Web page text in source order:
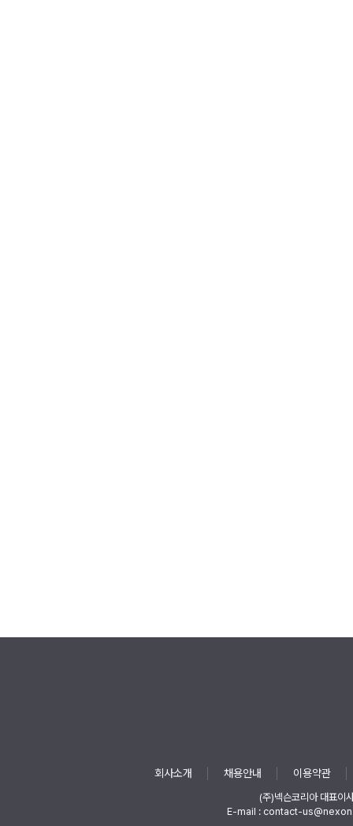
회사소개 채용안내 이용약관
(주)넥슨코리아 대표이
E-mail : contact-